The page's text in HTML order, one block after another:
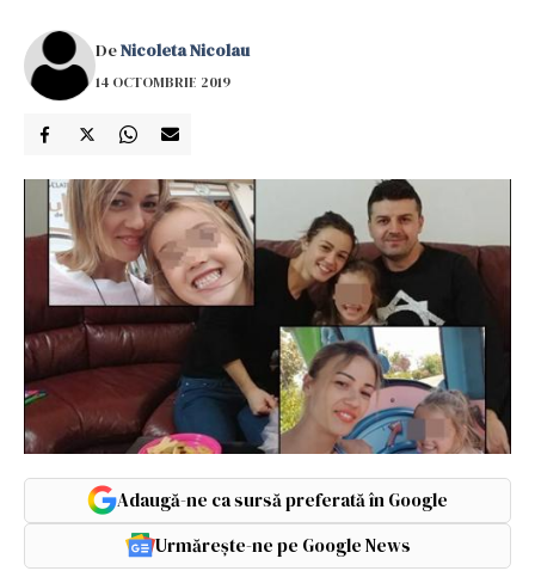
DeNicoleta Nicolau
14 OCTOMBRIE 2019
Adaugă-ne ca sursă preferată în Google
Urmărește-ne pe Google News